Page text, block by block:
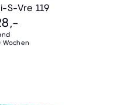
S-Vre 119
Wochen